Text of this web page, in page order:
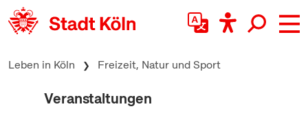
zum Inhalt springen
Leben in Köln Freizeit, Natur und Sport
Veranstaltungen